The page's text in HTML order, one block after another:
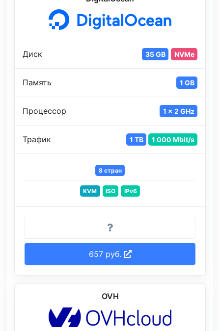
Диск 35 GB NVMe
Память 1 GB
Процессор 1 x 2 GHz
Трафик 1 TB 1 000 Mbit/s
8 стран
KVM ISO IPv6
657 руб.
OVH